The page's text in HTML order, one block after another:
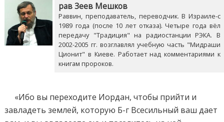
рав Зеев Мешков
Раввин, преподаватель, переводчик. В Израиле-с
1989 года (после 10 лет отказа). Четыре года вёл
передачу "Традиция" на радиостанции РЭКА. В
2002-2005 гг. возглавлял учебную часть "Мидраши
Ционит" в Киеве. Работает над комментариями к
книгам пророков.
«Ибо вы переходите Иордан, чтобы прийти и
завладеть землей, которую Б-г Всесильный ваш дает